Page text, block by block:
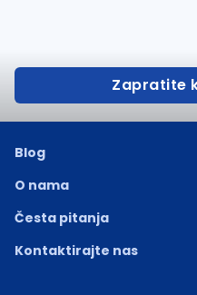
Zapratite
Blog
O nama
Česta pitanja
Kontaktirajte nas